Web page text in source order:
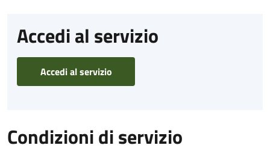
Accedi al servizio
Accedi al servizio
Condizioni di servizio